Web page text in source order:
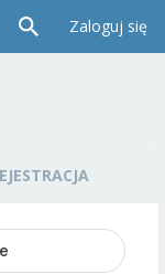
Zaloguj się